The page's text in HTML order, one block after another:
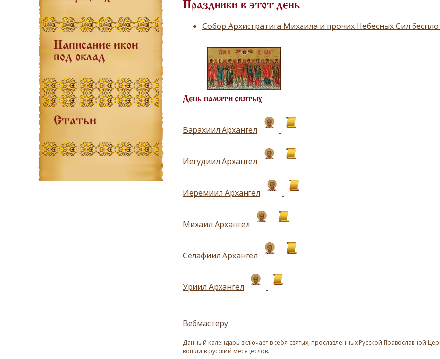
Написание икон
под оклад
Статьи
Праздники в этот день
Собор Архистратига Михаила и прочих Небесных Сил
День памяти святых
Варахиил Архангел
Иегудиил Архангел
Иеремиил Архангел
Михаил Архангел
Селафиил Архангел
Уриил Архангел
Вебмастеру
Данный календарь включает в себя святых, прославленных Русской Православной
вошли в русский месяцеслов.